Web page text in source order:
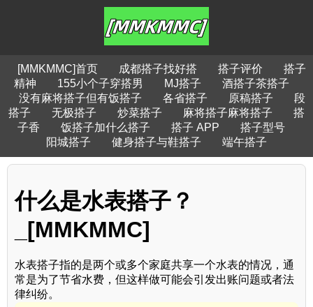
[MMKMMC]首页 成都搭子找好搭 搭子评价
搭子
精神
155小个子穿搭男 MJ搭子
酒搭子茶搭子
没有麻将搭子但有饭搭子
各省搭子 原稿搭子
段
搭子
无极搭子 炒菜搭子 麻将搭子麻将搭子
搭
子香
饭搭子加什么搭子 搭子 APP
搭子型号
阳城搭子
健身搭子与鞋搭子 端午搭子
什么是水表搭子？
_[MMKMMC]
水表搭子指的是两个或多个家庭共享一个水表的情况，通
常是为了节省水费，但这样做可能会引发出账问题或者法
律纠纷。